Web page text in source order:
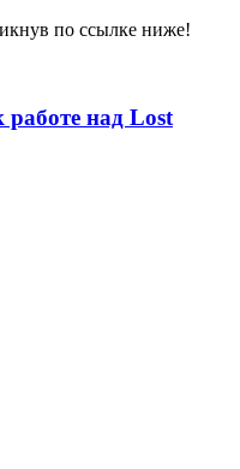
по ссылке ниже!
над Lost